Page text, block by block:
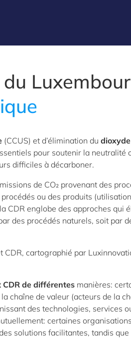
(CCUS) et d’élimination du
pour soutenir la neutralité
difficiles à décarboner.
de CO₂ provenant des
ou des produits
CDR englobe des approches qui
des procédés naturels, soit par
CDR, cartographié par
de différentes manières:
chaîne de valeur (acteurs de la
des technologies, services
certaines organisations
solutions facilitantes, tandis que